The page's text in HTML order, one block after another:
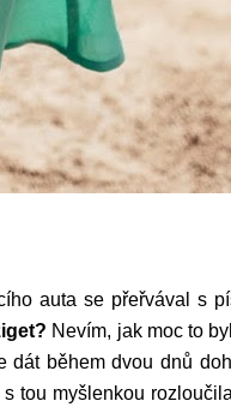
auta se přeřvával s
Nevím, jak moc to
dát během dvou dnů
myšlenkou